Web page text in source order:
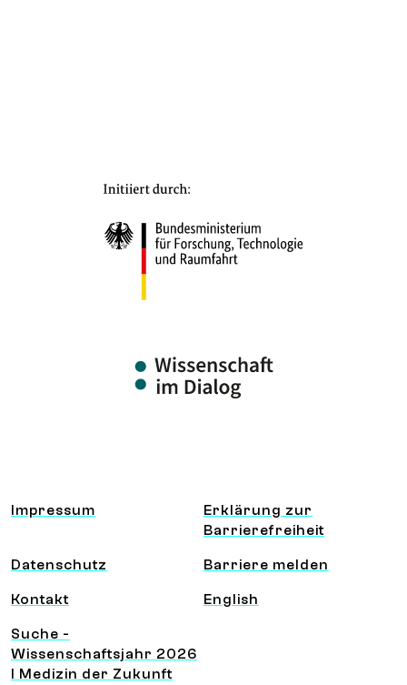
Information und Service
Impressum
Erklärung zur
Barrierefreiheit
Datenschutz Barriere melden
Kontakt English
Suche -
Wissenschaftsjahr 2026
I Medizin der Zukunft